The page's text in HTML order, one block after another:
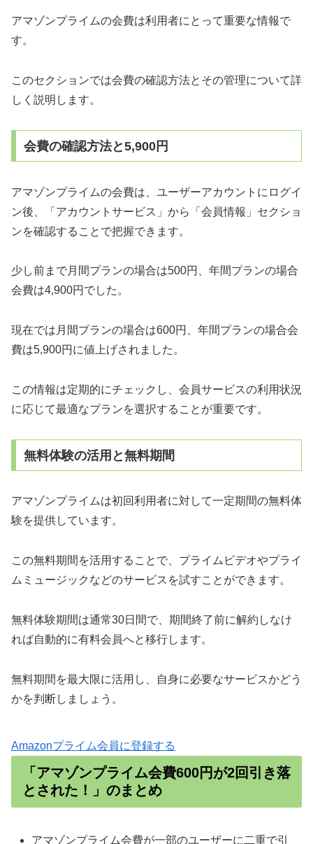
アマゾンプライムの会費は利用者にとって重要な情報で
す。
このセクションでは会費の確認方法とその管理について詳
しく説明します。
会費の確認方法と5,900円
アマゾンプライムの会費は、ユーザーアカウントにログイ
ン後、「アカウントサービス」から「会員情報」セクショ
ンを確認することで把握できます。
少し前まで月間プランの場合は500円、年間プランの場合
会費は4,900円でした。
現在では月間プランの場合は600円、年間プランの場合会
費は5,900円に値上げされました。
この情報は定期的にチェックし、会員サービスの利用状況
に応じて最適なプランを選択することが重要です。
無料体験の活用と無料期間
アマゾンプライムは初回利用者に対して一定期間の無料体
験を提供しています。
この無料期間を活用することで、プライムビデオやプライ
ムミュージックなどのサービスを試すことができます。
無料体験期間は通常30日間で、期間終了前に解約しなけ
れば自動的に有料会員へと移行します。
無料期間を最大限に活用し、自身に必要なサービスかどう
かを判断しましょう。
Amazonプライム会員に登録する
「アマゾンプライム会費600円が2回引き落
とされた！」のまとめ
アマゾンプライム会費が一部のユーザーに二重で引